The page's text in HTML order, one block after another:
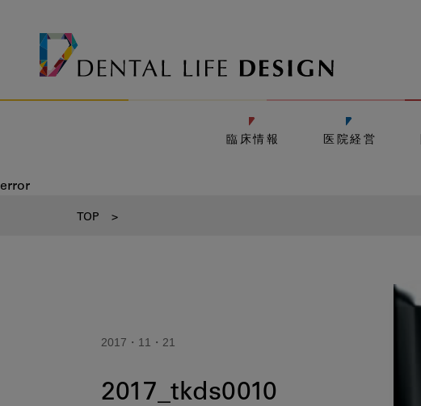
臨床情報 医院経営
error
TOP >
2017・11・21
2017_tkds0010